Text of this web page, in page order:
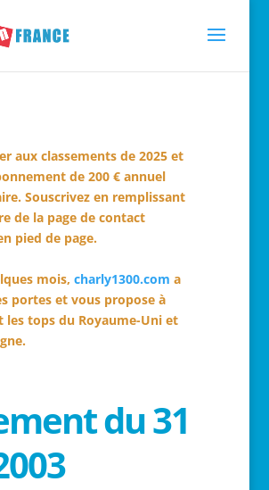
aux classements de 2025 et
de 200 € annuel
Souscrivez en remplissant
de la page de contact
pied de page.
mois, charly1300.com a
portes et vous propose à
tops du Royaume-Uni et
du 31